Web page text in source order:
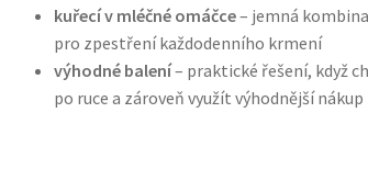
kuřecí v mléčné omáčce– jemná
pro zpestření každodenního krmení
výhodné balení– praktické řešení, když
po ruce a zároveň využít výhodnější nákup